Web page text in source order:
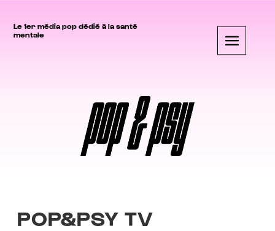
Le 1er média pop dédié à la santé
mentale
POP&PSY TV